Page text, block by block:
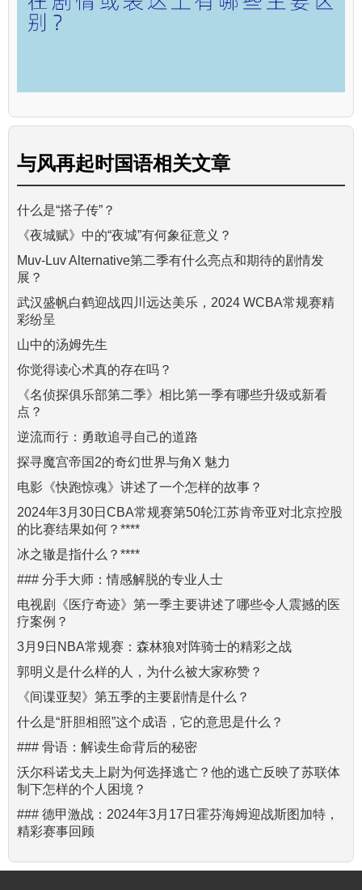
与风再起时国语相关文章
什么是“搭子传”？
《夜城赋》中的“夜城”有何象征意义？
Muv-Luv Alternative第二季有什么亮点和期待的剧情发
展？
武汉盛帆白鹤迎战四川远达美乐，2024 WCBA常规赛精
彩纷呈
山中的汤姆先生
你觉得读心术真的存在吗？
《名侦探俱乐部第二季》相比第一季有哪些升级或新看
点？
逆流而行：勇敢追寻自己的道路
探寻魔宫帝国2的奇幻世界与角X 魅力
电影《快跑惊魂》讲述了一个怎样的故事？
2024年3月30日CBA常规赛第50轮江苏肯帝亚对北京控股
的比赛结果如何？****
冰之辙是指什么？****
### 分手大师：情感解脱的专业人士
电视剧《医疗奇迹》第一季主要讲述了哪些令人震撼的医
疗案例？
3月9日NBA常规赛：森林狼对阵骑士的精彩之战
郭明义是什么样的人，为什么被大家称赞？
《间谍亚契》第五季的主要剧情是什么？
什么是“肝胆相照”这个成语，它的意思是什么？
### 骨语：解读生命背后的秘密
沃尔科诺戈夫上尉为何选择逃亡？他的逃亡反映了苏联体
制下怎样的个人困境？
### 德甲激战：2024年3月17日霍芬海姆迎战斯图加特，
精彩赛事回顾